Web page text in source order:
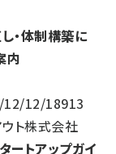
・体制構築に
内
12/18913
ウト株式会社
ートアップガイ